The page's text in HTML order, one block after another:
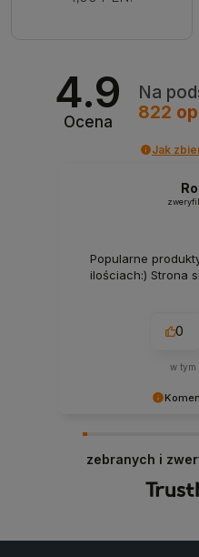
4.9
Ocena
Na
822
Jak
oczekiwania.
Popularne
ilościach:) Strona
0
w tym
zebranych i